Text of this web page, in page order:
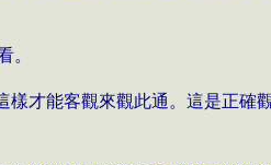
。
才能客觀來觀此通。這是正